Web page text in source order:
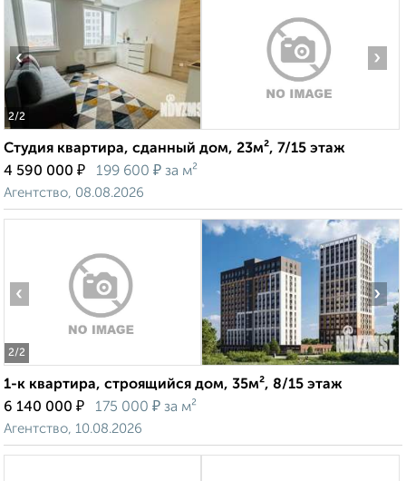
2/2
‹ ›
Студия квартира, сданный дом, 23м², 7/15 этаж
4 590 000 ₽ 199 600 ₽ за м²
Агентство, 08.08.2026
2/2
‹ ›
1-к квартира, строящийся дом, 35м², 8/15 этаж
6 140 000 ₽ 175 000 ₽ за м²
Агентство, 10.08.2026